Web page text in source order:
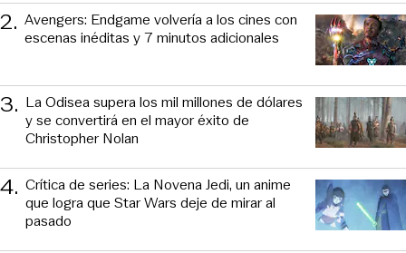
2. Avengers: Endgame volvería a los cines con
escenas inéditas y 7 minutos adicionales
3. La Odisea supera los mil millones de dólares
y se convertirá en el mayor éxito de
Christopher Nolan
4. Crítica de series: La Novena Jedi, un anime
que logra que Star Wars deje de mirar al
pasado